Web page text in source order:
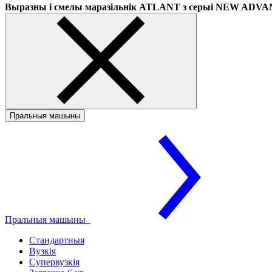
Выразны і смелы маразільнік ATLANT з серыі NEW
Пральныя машыны
Пральныя машыны
Стандартныя
Вузкія
Супервузкія